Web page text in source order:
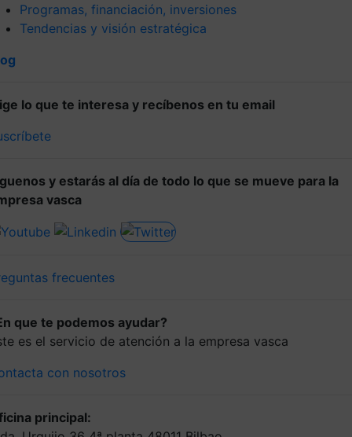
Programas, financiación, inversiones
Tendencias y visión estratégica
lo que te interesa y recíbenos en tu email
y estarás al día de todo lo que se mueve para la
vasca
frecuentes
que te podemos ayudar?
es el servicio de atención a la empresa vasca
con nosotros
principal: